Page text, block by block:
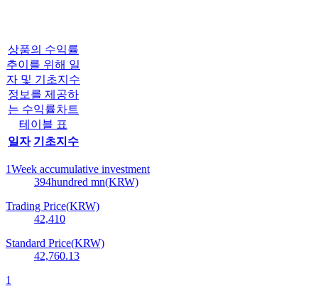
상품의 수익률
추이를 위해 일
자 및 기초지수
정보를 제공하
는 수익률차트
테이블 표
일자 기초지수
1Week accumulative investment
394hundred mn(KRW)
Trading Price(KRW)
42,410
Standard Price(KRW)
42,760.13
1